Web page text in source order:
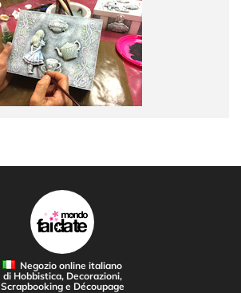
Negozio online italiano
di Hobbistica, Decorazioni,
Scrapbooking e Découpage